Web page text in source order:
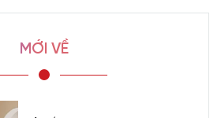
MỚI VỀ